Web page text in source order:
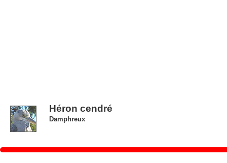
Héron cendré
Damphreux